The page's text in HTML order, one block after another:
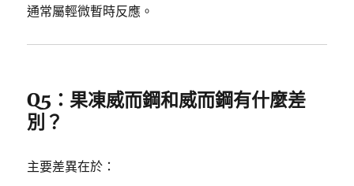
通常屬輕微暫時反應。
Q5：果凍威而鋼和威而鋼有什麼差
別？
主要差異在於：